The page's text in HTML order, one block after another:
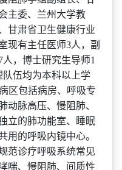
主委、兰州大学教
甘肃省卫生健康行业
现有主任医师3人，副
，博士研究生导师1
队伍均为本科以上学
区包括病房、呼吸专
动脉高压、慢阻肺、
立的肺功能室、睡眠
用的呼吸内镜中心。
范诊疗呼吸系统常见
喘、慢阻肺、间质性